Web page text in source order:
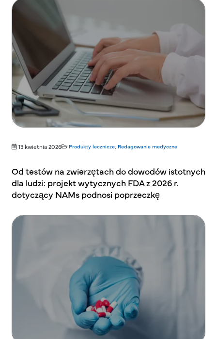
13 kwietnia 2026 Produkty lecznicze Redagowanie medyczne
Od testów na zwierzętach do dowodów istotnych
dla ludzi: projekt wytycznych FDA z 2026 r.
dotyczący NAMs podnosi poprzeczkę